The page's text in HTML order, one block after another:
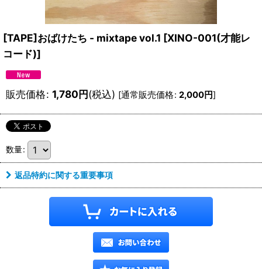
[TAPE]おばけたち - mixtape vol.1 [XINO-001(才能レ
コード)]
販売価格: 1,780円(税込) [通常販売価格: 2,000円]
数量:
返品特約に関する重要事項